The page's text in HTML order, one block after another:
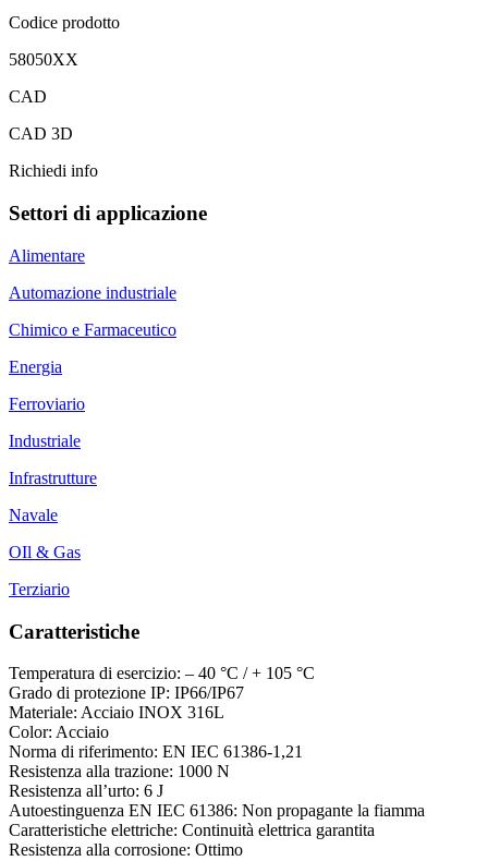
Codice prodotto
58050XX
CAD
CAD 3D
Richiedi info
Settori di applicazione
Alimentare
Automazione industriale
Chimico e Farmaceutico
Energia
Ferroviario
Industriale
Infrastrutture
Navale
OIl & Gas
Terziario
Caratteristiche
Temperatura di esercizio: – 40 °C / + 105 °C
Grado di protezione IP: IP66/IP67
Materiale: Acciaio INOX 316L
Color: Acciaio
Norma di riferimento: EN IEC 61386-1,21
Resistenza alla trazione: 1000 N
Resistenza all’urto: 6 J
Autoestinguenza EN IEC 61386: Non propagante la fiamma
Caratteristiche elettriche: Continuità elettrica garantita
Resistenza alla corrosione: Ottimo